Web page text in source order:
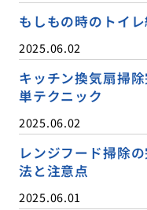
もしもの時のトイ
2025.06.02
キッチン換気扇掃
単テクニック
2025.06.02
レンジフード掃除
法と注意点
2025.06.01